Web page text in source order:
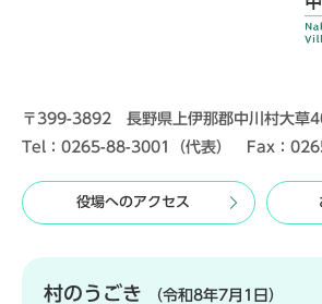
〒399-3892 長野県上伊那郡中川村大草
Tel：0265-88-3001（代表） Fax：
役場へのアクセス
村のうごき （令和8年7月1日）